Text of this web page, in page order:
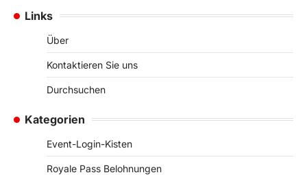
Links
Über
Kontaktieren Sie uns
Durchsuchen
Kategorien
Event-Login-Kisten
Royale Pass Belohnungen